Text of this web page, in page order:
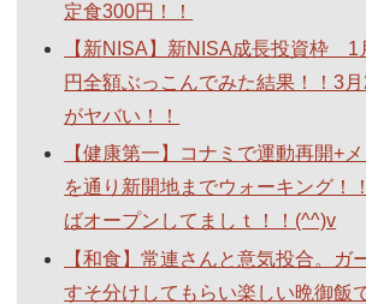
定食300円！！
【新NISA】新NISA成長投資枠 1
円全額ぶっこんでみた結果！！3
がヤバい！！
【健康第一】コナミで運動再開+
を通り新開地までウォーキング！
ばオープンしてましｔ！！(^^)v
【和食】常連さんと意気投合。ガ
すそ分けしてもらい楽しい晩御飯